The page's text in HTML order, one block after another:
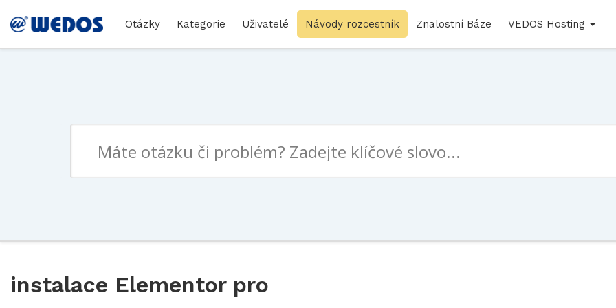
Otázky Kategorie Uživatelé Návody rozcestník Znalostní Báze VEDOS Hosting
instalace Elementor pro